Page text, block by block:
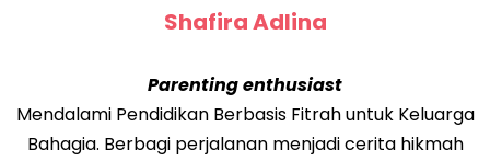
Shafira Adlina
Parenting enthusiast
Mendalami Pendidikan Berbasis Fitrah untuk Keluarga
Bahagia. Berbagi perjalanan menjadi cerita hikmah